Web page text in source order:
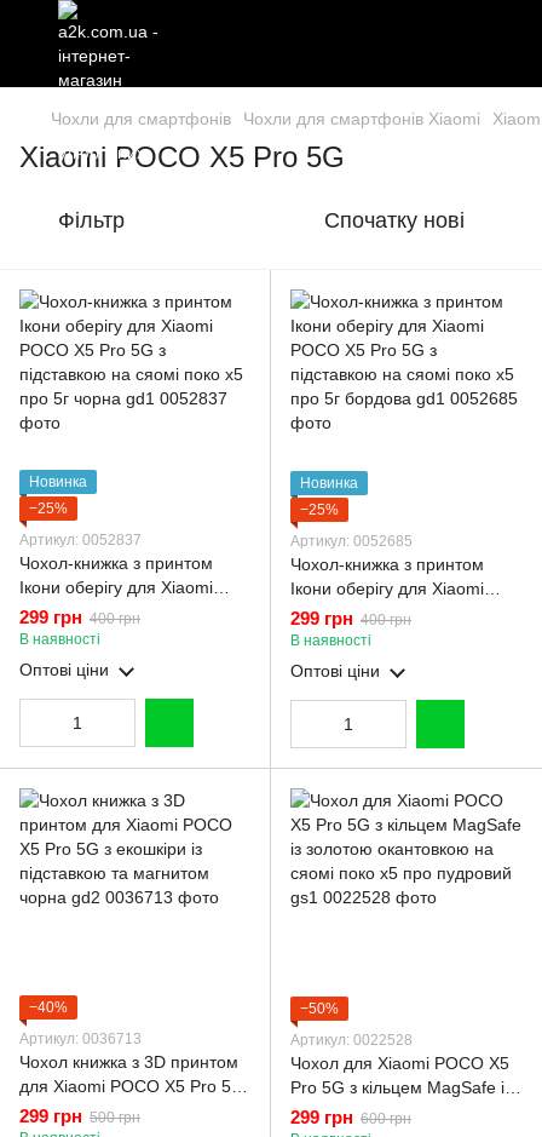
Чохли для смартфонів Чохли для смартфонів Xiaomi
Xiaomi POCO X5 Pro 5G
Фільтр Спочатку нові
Новинка
−25%
Артикул: 0052837
Чохол-книжка з принтом
Ікони оберігу для Xiaomi
POCO X5 Pro 5G з
підставкою на сяомі поко х5
про 5г чорна gd1
299 грн 400 грн
В наявності
Оптові ціни
Новинка
−25%
Артикул: 0052685
Чохол-книжка з принтом
Ікони оберігу для Xiaomi
POCO X5 Pro 5G з
підставкою на сяомі поко х5
про 5г бордова gd1
299 грн 400 грн
В наявності
Оптові ціни
−40%
Артикул: 0036713
Чохол книжка з 3D принтом
для Xiaomi POCO X5 Pro 5G
з екошкіри із підставкою та
299 грн 500 грн
−50%
Артикул: 0022528
Чохол для Xiaomi POCO X5
Pro 5G з кільцем MagSafe із
золотою окантовкою на
299 грн 600 грн